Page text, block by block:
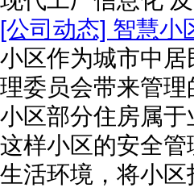
[公司动态] 智慧小
小区作为城市中
理委员会带来管
小区部分住房属
这样小区的安全
生活环境，将小